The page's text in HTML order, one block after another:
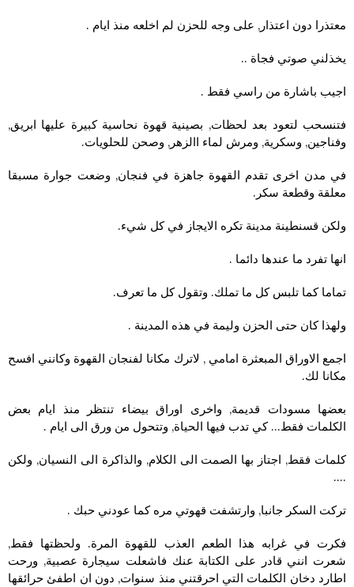
معتذرا دون اعتذار, على وجه للحزن لم اخلعه منذ ايام .
يخذلني صوتي فجاة ..
اجيب باشارة من راسي فقط .
فتنسحب لتعود بعد لحظات, بصينية قهوة نحاسية كبيرة عليها ابريق,
وفناجين, وسكرية, ومرش لماء االزهر, وصحن للحلويات.
في مدن اخرى تقدم القهوة جاهزة في فنجان, وضعت جوارة مسبقا
معلقة وقطعة سكر.
ولكن قسنطينة مدينة تكره الايجاز في كل شيء.
انها تفرد ما عندها دائما .
تماما كما تلبس كل ما تملك. وتقول كل ما تعرف.
ولهذا كان حتى الحزن وليمة في هذه المدينة .
اجمع الاوراق المبعثرة امامي , لاترك مكانا لفنجان القهوة وكانني افسح
مكانا لك.
بعضها مسودات قديمة, واخرى اوراق بيضاء تنتظر منذ ايام بعض
الكلمات فقط… كي تدب فيها الحياة, وتتحول من ورق الى ايام .
كلمات فقط, اجتاز بها الصمت الى الكلام, والذاكرة الى النسيان, ولكن
….
تركت السكر جانبا, وارتشفت قهوتي مره كما عودني حبك .
فكرت في غرابه هذا الطعم العذب للقهوة المرة. ولحظتها فقط,
شعرت انني قادر على الكتابة عنك فاشعلت سيجارة عصبية, ورحت
اطارد دخان الكلمات التي احرقتني منذ سنوات, دون ان اطفئ حرائقها